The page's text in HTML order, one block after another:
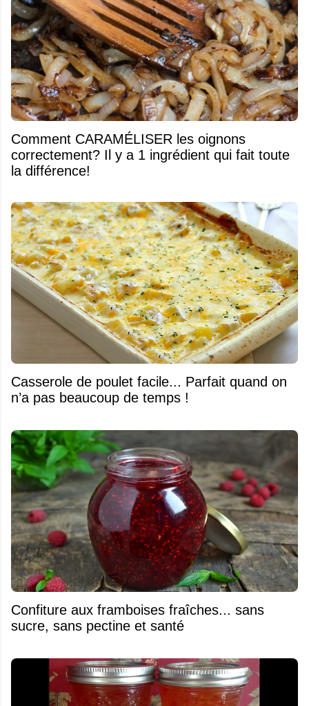
Comment CARAMÉLISER les oignons
correctement? Il y a 1 ingrédient qui fait toute
la différence!
Casserole de poulet facile... Parfait quand on
n’a pas beaucoup de temps !
Confiture aux framboises fraîches... sans
sucre, sans pectine et santé